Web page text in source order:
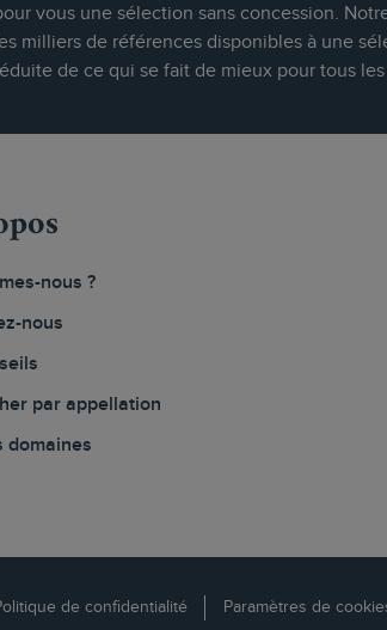
vous une sélection sans concession.
milliers de références disponibles à une
de ce qui se fait de mieux pour tous
nous ?
nous
par appellation
domaines
de confidentialité Paramètres de